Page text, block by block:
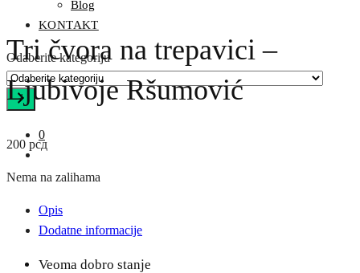
Blog
KONTAKT
Odaberite kategoriju
0
Tri čvora na trepavici –
Ljubivoje Ršumović
200 рсд
Nema na zalihama
Opis
Dodatne informacije
Veoma dobro stanje